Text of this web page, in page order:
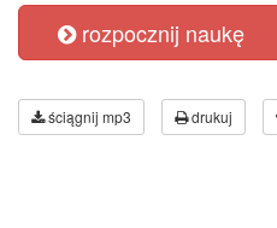
rozpocznij naukę
ściągnij mp3 drukuj